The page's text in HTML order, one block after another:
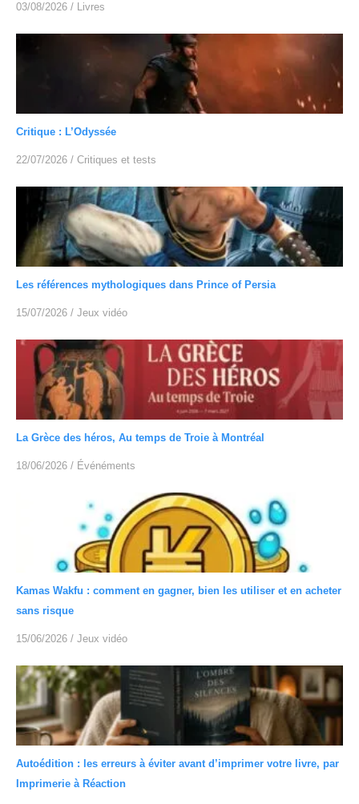
03/08/2026 / Livres
Critique : L’Odyssée
22/07/2026 / Critiques et tests
Les références mythologiques dans Prince of Persia
15/07/2026 / Jeux vidéo
La Grèce des héros, Au temps de Troie à Montréal
18/06/2026 / Événéments
Kamas Wakfu : comment en gagner, bien les utiliser et en acheter
sans risque
15/06/2026 / Jeux vidéo
Autoédition : les erreurs à éviter avant d’imprimer votre livre, par
Imprimerie à Réaction